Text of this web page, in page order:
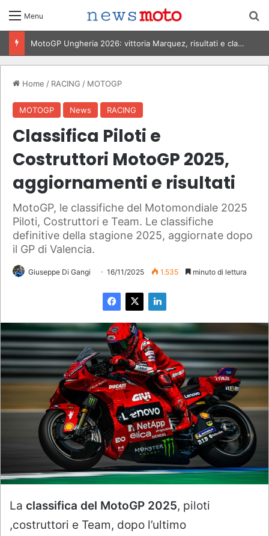
Menu
MotoGP Italia 2026, Bezzecchi vince al Mugello: risultati e classifica
Home / RACING / MOTOGP
MOTOGP News RACING
Classifica Piloti e
Costruttori MotoGP 2025,
aggiornamenti e risultati
MotoGP, le classifiche del Motomondiale 2025
Piloti, Costruttori e Team. Le classifiche
definitive della stagione 2025, aggiornate dopo
il GP di Valencia.
Giuseppe Di Gangi 16/11/2025 1.535 minuto di lettura
La classifica del MotoGP 2025, piloti
,costruttori e Team, dopo l’ultimo